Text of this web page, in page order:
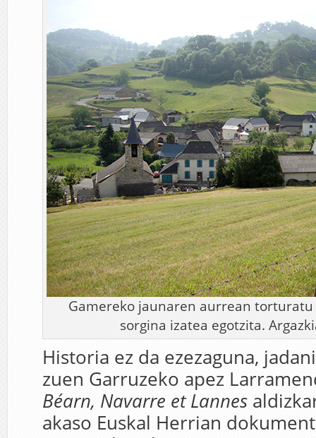
Gamereko jaunaren aurrean torturatu
sorgina izatea egotzita.
Historia ez da ezezaguna,
zuen Garruzeko apez
Béarn, Navarre et Lannes
akaso Euskal Herrian